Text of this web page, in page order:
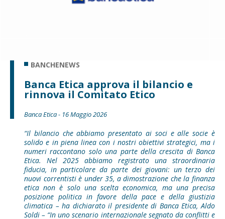
BANCHENEWS
Banca Etica approva il bilancio e
rinnova il Comitato Etico
Banca Etica - 16 Maggio 2026
“Il bilancio che abbiamo presentato ai soci e alle socie è
solido e in piena linea con i nostri obiettivi strategici, ma i
numeri raccontano solo una parte della crescita di Banca
Etica. Nel 2025 abbiamo registrato una straordinaria
fiducia, in particolare da parte dei giovani: un terzo dei
nuovi correntisti è under 35, a dimostrazione che la finanza
etica non è solo una scelta economica, ma una precisa
posizione politica in favore della pace e della giustizia
climatica – ha dichiarato il presidente di Banca Etica, Aldo
Soldi – “In uno scenario internazionale segnato da conflitti e